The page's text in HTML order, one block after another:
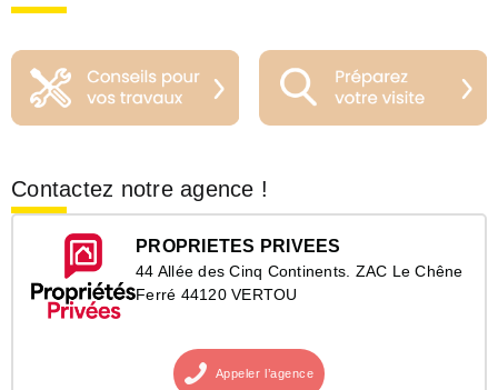
Contactez notre agence !
PROPRIETES PRIVEES
44 Allée des Cinq Continents. ZAC Le Chêne
Ferré 44120 VERTOU
Appeler l’agence